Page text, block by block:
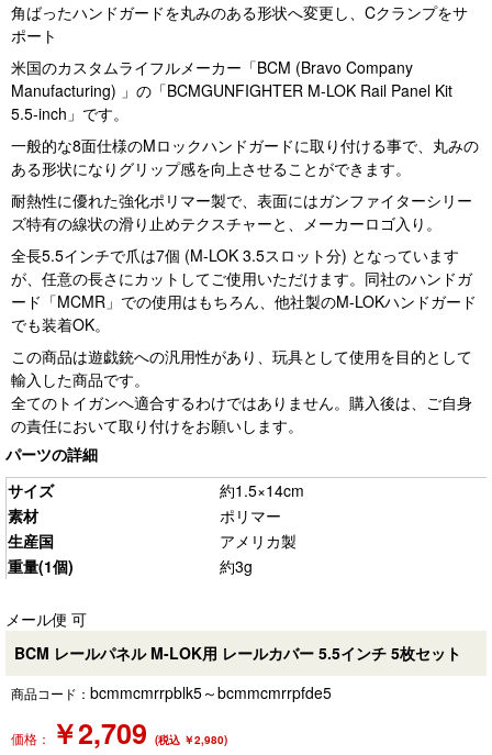
角ばったハンドガードを丸みのある形状へ変更し、Cクランプをサ
ポート
米国のカスタムライフルメーカー「BCM (Bravo Company
Manufacturing) 」の「BCMGUNFIGHTER M-LOK Rail Panel Kit
5.5-inch」です。
一般的な8面仕様のMロックハンドガードに取り付ける事で、丸みの
ある形状になりグリップ感を向上させることができます。
耐熱性に優れた強化ポリマー製で、表面にはガンファイターシリー
ズ特有の線状の滑り止めテクスチャーと、メーカーロゴ入り。
全長5.5インチで爪は7個 (M-LOK 3.5スロット分) となっています
が、任意の長さにカットしてご使用いただけます。同社のハンドガ
ード「MCMR」での使用はもちろん、他社製のM-LOKハンドガード
でも装着OK。
この商品は遊戯銃への汎用性があり、玩具として使用を目的として
輸入した商品です。
全てのトイガンへ適合するわけではありません。購入後は、ご自身
の責任において取り付けをお願いします。
パーツの詳細
サイズ
約1.5×14cm
素材
ポリマー
生産国
アメリカ製
重量(1個)
約3g
メール便 可
BCM レールパネル M-LOK用 レールカバー 5.5インチ 5枚セット
商品コード： bcmmcmrrpblk5～bcmmcmrrpfde5
価格： ￥2,709 (税込 ￥2,980)